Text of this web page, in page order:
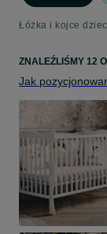
Łóżka i kojce
ZNALEŹLIŚMY 12
Jak